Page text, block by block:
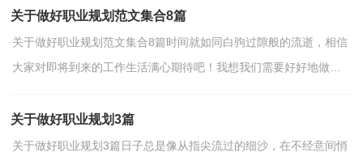
关于做好职业规划范文集合8篇
关于做好职业规划范文集合8篇时间就如同白驹过隙般的流逝，相信
大家对即将到来的工作生活满心期待吧！我想我们需要好好地做个
关于做好职业规划3篇
关于做好职业规划3篇日子总是像从指尖流过的细沙，在不经意间悄